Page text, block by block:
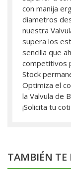
con manija
diametros
nuestra
supera los
sencilla que
competitivos
Stock
Optimiza el
la Valvula de
¡Solicita tu
TAMBIÉN TE